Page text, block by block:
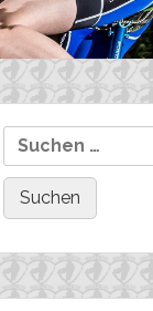
Suchen
nach: